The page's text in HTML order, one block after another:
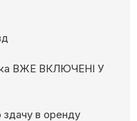
ВЖЕ ВКЛЮЧЕНІ У
здачу в оренду